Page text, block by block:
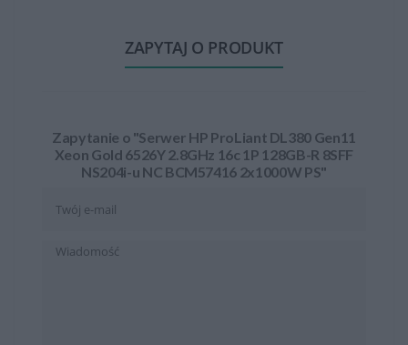
ZAPYTAJ O PRODUKT
Zapytanie o "Serwer HP ProLiant DL380 Gen11
Xeon Gold 6526Y 2.8GHz 16c 1P 128GB-R 8SFF
NS204i-u NC BCM57416 2x1000W PS"